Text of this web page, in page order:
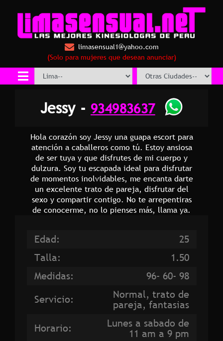
limasensual1@yahoo.com
(Solo para mujeres que desean anunciar)
Jessy - 934983637
Hola corazón soy Jessy una guapa escort para
atención a caballeros como tú. Estoy ansiosa
de ser tuya y que disfrutes de mi cuerpo y
dulzura. Soy tu escapada ideal para disfrutar
de momentos inolvidables, me encanta darte
un excelente trato de pareja, disfrutar del
sexo y compartir contigo. No te arrepentiras
de conocerme, no lo pienses más, llama ya.
Edad:
25
Talla:
1.50
Medidas:
96- 60- 98
Servicio:
Normal, trato de
pareja, fantasias
Horario:
Lunes a sabado de
11 am a 9 pm